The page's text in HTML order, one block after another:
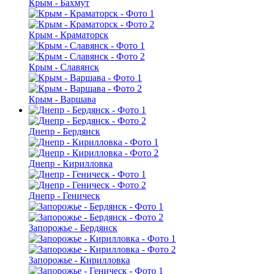
Крым - Бахмут
Крым - Краматорск
Крым - Славянск
Крым - Варшава
Днепр - Бердянск
Днепр - Кирилловка
Днепр - Геническ
Запорожье - Бердянск
Запорожье - Кирилловка